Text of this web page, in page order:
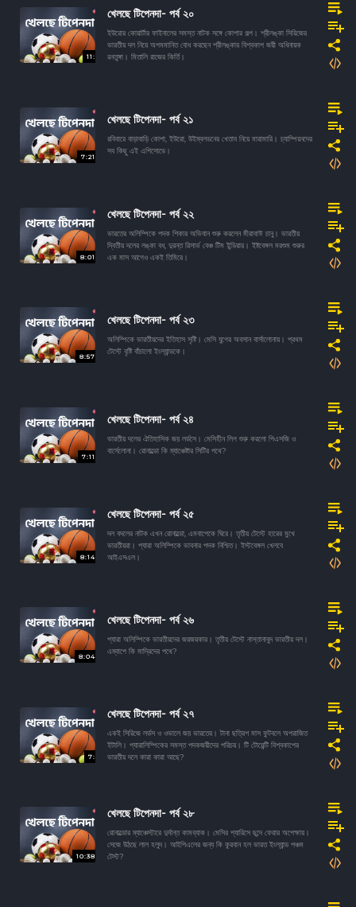
11:
খেলছে টিপেনদা- পর্ব ২০
ইউরোর কোয়ার্টার ফাইনালের সমস্ত নাটক সঙ্গে কোপার গল্প। শ্রীলঙ্কা সিরিজের
ভারতীয় দল নিয়ে অপমমানিত বোধ করছেন শ্রীলঙ্কার বিশ্বকাপ জয়ী অধিনায়ক
রনতুঙ্গা। মিতালি রাজের কির্তি।
7:21
খেলছে টিপেনদা- পর্ব ২১
রবিবারে বাড়াবাড়ি কোপা, ইউরো, উইম্বলডনের খেতাব নিয়ে মারামারি। চ্যাম্পিয়নদের
সব কিছু এই এপিসোডে।
8:01
খেলছে টিপেনদা- পর্ব ২২
ভারতের অলিম্পিকে পদক শিকার অভিযান শুরু করলেন মীরাবাঈ চানু। ভারতীয়
দ্বিতীয় দলের লঙ্কা বধ, দুরন্ত রিসার্ভ বেঞ্চ টিম ইন্ডিয়ার। ইষ্টবেঙ্গল মরশুম শুরুর
এক মাস আগেও একই তিমিরে।
8:57
খেলছে টিপেনদা- পর্ব ২৩
অলিম্পিকে ভারতীয়দের ইতিহাস সৃষ্টি। মেসি যুগের অবসান বার্সালোনায়। প্রথম
টেস্টে বৃষ্টি বাঁচালো ইংল্যান্ডকে।
7:11
খেলছে টিপেনদা- পর্ব ২৪
ভারতীয় দলের ঐতিহাসিক জয় লর্ডসে। মেসিহীন লিগ শুরু করলো পিএসজি ও
বার্সেলোনা। রোনাল্ডো কি ম্যাঞ্চেষ্টার সিটির পথে?
8:14
খেলছে টিপেনদা- পর্ব ২৫
দল বদলের নাটক এখন রোনাল্ডো, এমবাপেকে ঘিরে। তৃতীয় টেস্টে হারের মুখে
ভারতীয়রা। প্যারা অলিম্পিকে ভাবনার পদক নিশ্চিত। ইস্টবেঙ্গল খেলবে
আইএসএল।
8:04
খেলছে টিপেনদা- পর্ব ২৬
প্যারা অলিম্পিকে ভারতীয়দের জয়জয়কার। তৃতীয় টেস্টে নাস্তানাবুদ ভারতীয় দল।
এম্বাপে কি মাদ্রিদের পথে?
7:
খেলছে টিপেনদা- পর্ব ২৭
একই সিরিজে লর্ডস ও ওভালে জয় ভারতের। টানা ছত্রিশ মাস ফুটবলে অপরাজিত
ইটালি। প্যারালিম্পিকের সমস্ত পদকজয়ীদের পরিচয়। টি টোয়েন্টি বিশ্বকাপের
ভারতীয় দলে কারা কারা আছে?
10:38
খেলছে টিপেনদা- পর্ব ২৮
রোনাল্ডোর ম্যাঞ্চেস্টারে দুর্দান্ত কামব্যাক। মেসির প্যারিসে ছন্দে ফেরার অপেক্ষায়।
সেজে উঠছে লাল হলুদ। আইপিএলের জন্য কি কুরবান হল ভারত ইংল্যান্ড পঞ্চম
টেস্ট?